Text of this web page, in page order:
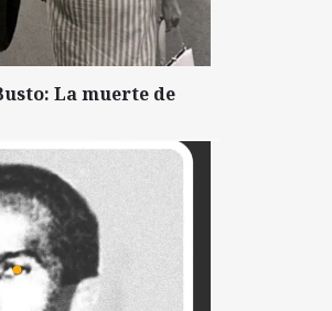
La muerte de